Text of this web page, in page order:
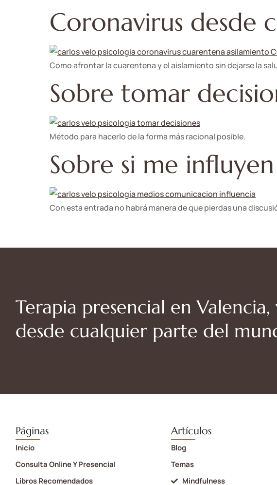
Coronavirus desde
Cómo afrontar la cuarentena y el aislamiento sin dejarse la
Sobre tomar
Método para hacerlo de la forma más racional posible.
Sobre si me
Con esta entrada no habrá manera de que pierdas una
Terapia presencial en
desde cualquier parte del
Páginas
Inicio
Consulta Online Y Presencial
Libros Recomendados
Artículos
Blog
Temas
Mindfulness